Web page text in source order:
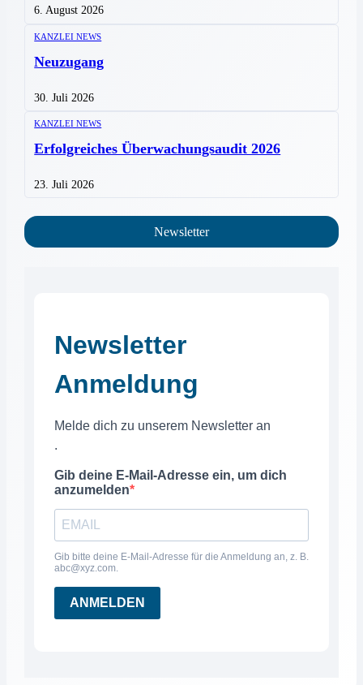
6. August 2026
KANZLEI NEWS
Neuzugang
30. Juli 2026
KANZLEI NEWS
Erfolgreiches Überwachungsaudit 2026
23. Juli 2026
Newsletter
Newsletter
Anmeldung
Melde dich zu unserem Newsletter an
.
Gib deine E-Mail-Adresse ein, um dich
anzumelden
Gib bitte deine E-Mail-Adresse für die Anmeldung an, z. B.
abc@xyz.com.
ANMELDEN